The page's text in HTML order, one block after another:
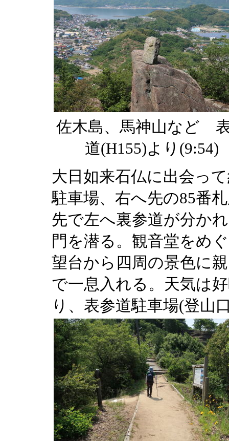
佐木島、馬神山など
道(H155)より(9:54)
大日如来石仏に出会っ
駐車場、右へ先の85番
先で左へ裏参道が分か
門を潜る。観音堂をめ
望台から四周の景色に
で一息入れる。天気は
り、表参道駐車場(登山